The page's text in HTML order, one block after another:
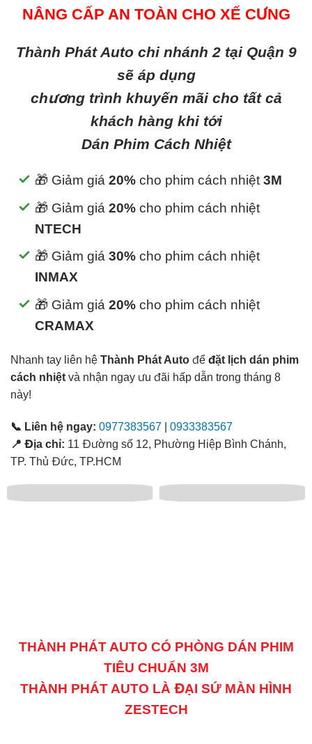
NÂNG CẤP AN TOÀN CHO XẾ CƯNG
Thành Phát Auto chi nhánh 2 tại Quận 9
sẽ áp dụng
chương trình khuyến mãi cho tất cả
khách hàng khi tới
Dán Phim Cách Nhiệt
🎁 Giảm giá 20% cho phim cách nhiệt 3M
🎁 Giảm giá 20% cho phim cách nhiệt
NTECH
🎁 Giảm giá 30% cho phim cách nhiệt
INMAX
🎁 Giảm giá 20% cho phim cách nhiệt
CRAMAX
Nhanh tay liên hệ Thành Phát Auto để đặt lịch dán phim
cách nhiệt và nhận ngay ưu đãi hấp dẫn trong tháng 8
này!
📞 Liên hệ ngay: 0977383567
0933383567
📍 Địa chỉ: 11 Đường số 12, Phường Hiệp Bình Chánh,
TP. Thủ Đức, TP.HCM
THÀNH PHÁT AUTO CÓ PHÒNG DÁN PHIM
TIÊU CHUẨN 3M
THÀNH PHÁT AUTO LÀ ĐẠI SỨ MÀN HÌNH
ZESTECH